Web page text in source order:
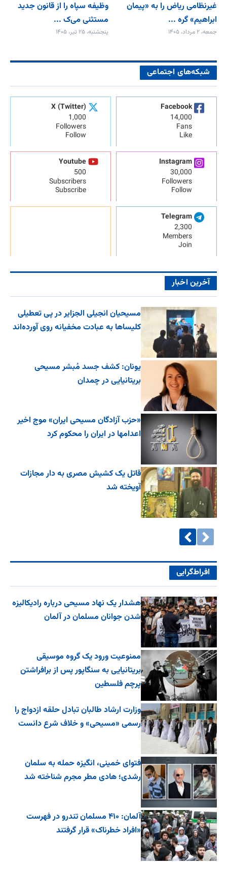
غیرنظامی ریاض را به «پیمان‌
ابراهیم» گره ...
جمعه، ۲ مرداد، ۱۴۰۵
وظیفه سپاه را از قانون جدید
مستثنی می‌ک ...
پنجشنبه، ۲۵ تیر، ۱۴۰۵
شبکه‌های اجتماعی
Facebook
14,000
Fans
Like
X (Twitter)
1,000
Followers
Follow
Instagram
30,000
Followers
Follow
Youtube
500
Subscribers
Subscribe
Telegram
2,300
Members
Join
آخرین اخبار
مسیحیان انجیلی الجزایر در پی تعطیلی
کلیساها به عبادت مخفیانه روی آورده‌اند
یونان: کشف جسد مُبشر مسیحی
بریتانیایی در چمدان
«حزب آزادگان مسیحی ایران» موج اخیر
اعدامها در ایران را محکوم کرد
قاتل یک کشیش مصری به دار مجازات
آویخته شد
افراط‌گرایی
هشدار یک نهاد مسیحی درباره رادیکالیزه
شدن جوانان مسلمان در آلمان
ممنوعیت ورود یک گروه موسیقی
بریتانیایی به سنگاپور پس از برافراشتن
پرچم فلسطین
وزارت ارشاد طالبان تبادل حلقه ازدواج را
رسمی «مسیحی» و خلاف شرع دانست
فتوای خمینی، انگیزه حمله به سلمان
رشدی؛ هادی مطر مجرم شناخته شد
آلمان: ۴۱۰ مسلمان تندرو در فهرست
«افراد خطرناک» قرار گرفتند